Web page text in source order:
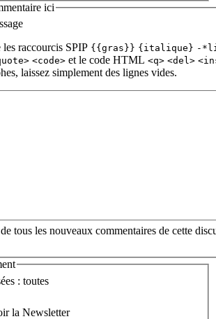
ici
les raccourcis SPIP {{gras}} {italique} -
<code> et le code HTML <q> <del>
laissez simplement des lignes vides.
tous les nouveaux commentaires de cette
: toutes
la Newsletter